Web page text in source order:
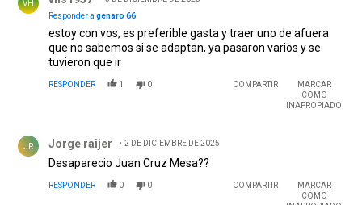
VH
Responder a genaro 66
estoy con vos, es preferible gasta y traer uno de afuera
que no sabemos si se adaptan, ya pasaron varios y se
tuvieron que ir
RESPONDER 1 0 COMPARTIR
MARCAR
COMO
INAPROPIADO
JR Jorge raijer 2 DE DICIEMBRE DE 2025
Desaparecio Juan Cruz Mesa??
RESPONDER 0 0 COMPARTIR
MARCAR
COMO